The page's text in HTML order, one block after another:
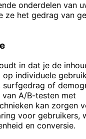
onderdelen van
ze het gedrag van
in dat je de
individuele
surfgedrag of
A/B-testen met
kan zorgen
voor gebruikers,
en conversie.